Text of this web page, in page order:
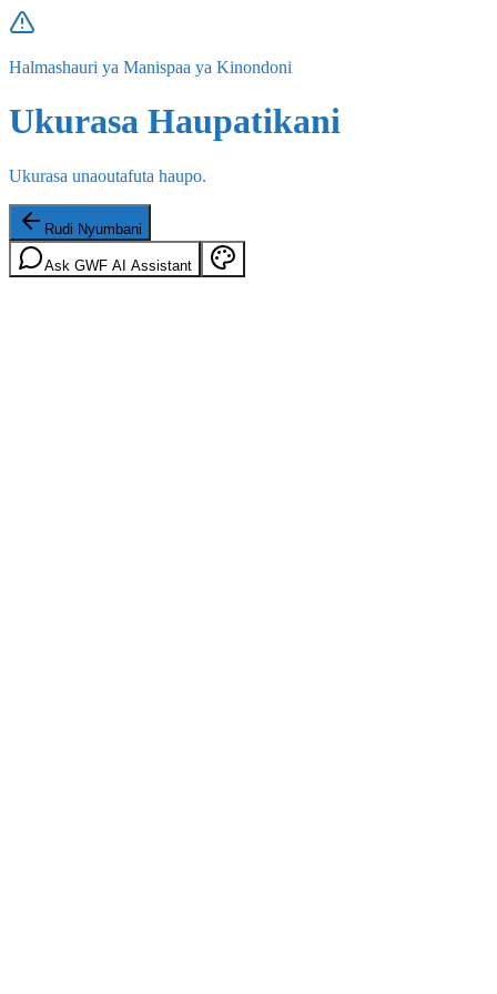
Halmashauri ya Manispaa ya Kinondoni
Ukurasa Haupatikani
Ukurasa unaoutafuta haupo.
Rudi Nyumbani
Ask GWF AI Assistant